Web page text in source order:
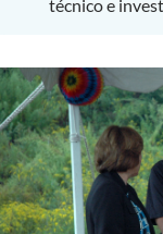
técnico e